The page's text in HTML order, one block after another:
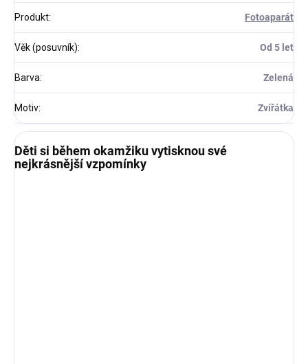
Produkt: Fotoaparát
Věk (posuvník): Od 5 let
Barva: Zelená
Motiv: Zvířátka
Děti si během okamžiku vytisknou své
nejkrásnější vzpomínky